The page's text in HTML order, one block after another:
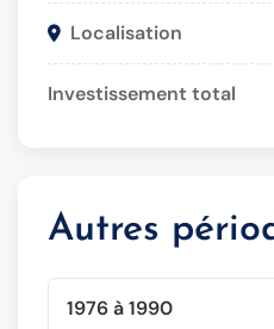
Localisation
Investissement total
Autres
1976 à 1990